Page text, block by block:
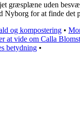
græsplæne uden
for at finde det
og kompostering •
at vide om Calla
betydning •